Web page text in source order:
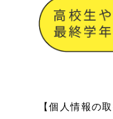
【個人情報の取